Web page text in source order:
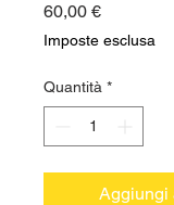
60,00 €Prezzo
Imposte esclusa
Quantità *
Aggiungi